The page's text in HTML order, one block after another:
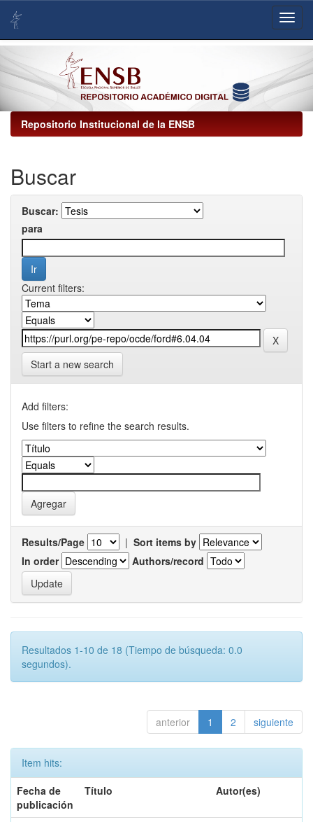
navigation
Repositorio Institucional de la ENSB
Buscar
Buscar:
para
Current filters:
Start a new search
Add filters:
Use filters to refine the search results.
Results/Page | Sort items by
In order
Authors/record
Resultados 1-10 de 18 (Tiempo de búsqueda: 0.0
segundos).
anterior 1 2 siguiente
Item hits:
Fecha de
publicación
Título Autor(es)